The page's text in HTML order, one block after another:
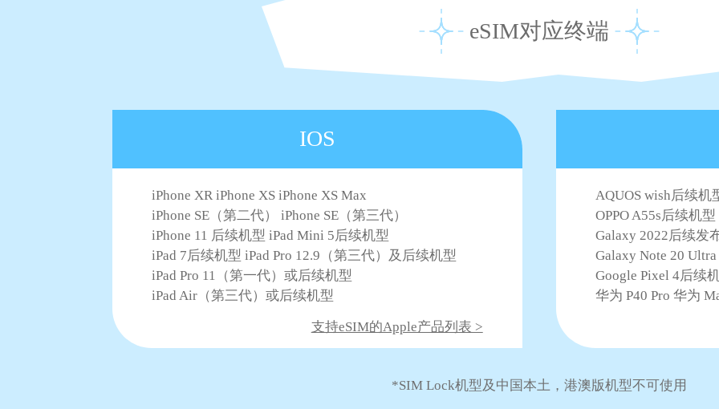
eSIM对应终端
IOS
iPhone XR iPhone XS iPhone XS Max
iPhone SE（第二代） iPhone SE（第三代）
iPhone 11 后续机型 iPad Mini 5后续机型
iPad 7后续机型 iPad Pro 12.9（第三代）及后续机型
iPad Pro 11（第一代）或后续机型
iPad Air（第三代）或后续机型
支持eSIM的Apple产品列表 >
AQUOS wish后续机
OPPO A55s后续机型
Galaxy 2022后续发
Galaxy Note 20
Google Pixel 4后续
华为 P40 Pro 华为
*SIM Lock机型及中国本土，港澳版机型不可使用